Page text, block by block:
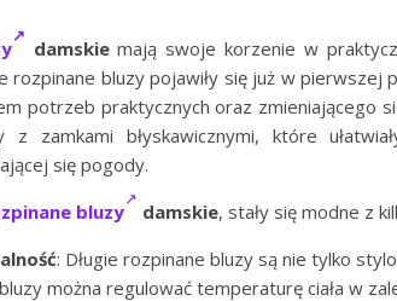
damskiemają swoje korzenie w
bluzy pojawiły się już w pierwszej
potrzeb praktycznych oraz zmieniającego
zamkami błyskawicznymi, które
się pogody.
bluzy damskie, stały się modne z
: Długie rozpinane bluzy są nie tylko
można regulować temperaturę ciała w